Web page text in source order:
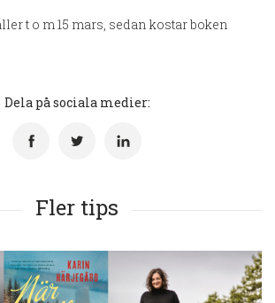
t o m 15 mars, sedan kostar boken
Dela på sociala medier:
Fler tips